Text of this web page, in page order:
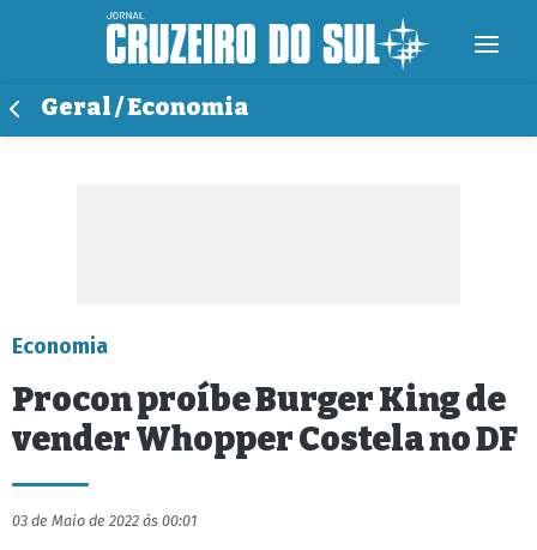
Geral / Economia
Economia
Procon proíbe Burger King de
vender Whopper Costela no DF
03 de Maio de 2022 às 00:01